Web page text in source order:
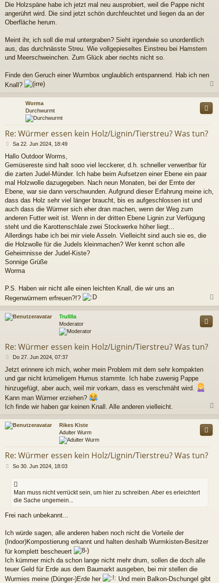
Die Holzspäne habe ich jetzt mal neu ausprobiert, weil die Pappe nicht
angerührt wird. Die sind jetzt schön durchfeuchtet und liegen da an der
Oberfläche herum.
Meint ihr, ich soll die mal untergraben? Sieht irgendwie so unordentlich
aus, das durchnässte Streu. Wie vollgepieseltes Einstreu bei Hamstern
und Meerschweinchen. Zum Glück aber riechts nicht so.
Finde den Geruch einer Wurmbox unglaublich entspannend. Hab ich nen
Knall?
c
Worma
Durchwurmt
Re: Würmer essen kein Holz/Lignin/Tierstreu? Was tun?
B
i
t
r
Sa 22. Jun 2024, 18:49
Hallo Outdoor Worms,
Gemüsereste sind halt sooo viel lecckerer, d.h. schneller verwertbar für
die zarten Judel-Münder. Ich habe beim Aufsetzen einer Ebene ein paar
mal Holzwolle dazugegeben. Nach neun Monaten, bei der Ernte der
Ebene, war sie dann verschwunden. Aufgrund dieser Erfahrung meine ich,
dass das Holz sehr viel länger braucht, bis es aufgeschlossen ist und
auch dass die Würmer sich eher dran machen, wenn der Weg zum
anderen Futter weit ist. Wenn in der dritten Ebene Lignin zur Verfügung
steht und die Karottenschlale zwei Stockwerke höher liegt...
Allerdings habe ich bei mir viele Asseln. Vielleicht sind auch sie es, die
die Holzwolle für die Judels kleinmachen? Wer kennt schon alle
Geheimnisse der Judel-Kiste?
Sonnige Grüße
Worma
P.S. Haben wir nicht alle einen leichten Knall, die wir uns an
Regenwürmern erfreuen?!?
a
Trulllla
Moderator
Re: Würmer essen kein Holz/Lignin/Tierstreu? Was tun?
B
i
t
r
g
Do 27. Jun 2024, 07:37
Jetzt erinnere ich mich, woher mein Problem mit dem sehr kompakten
und gar nicht krümeligem Humus stammte. Ich habe zuwenig Pappe
hinzugefügt, aber auch, weil mir vorkam, dass es verschmäht wird.
Kann man Würmer erziehen?
Ich finde wir haben gar keinen Knall. Alle anderen vielleicht.
c
Rikes Kiste
Adulter Wurm
Re: Würmer essen kein Holz/Lignin/Tierstreu? Was tun?
BSo 30. Jun 2024, 18:03
Man muss nicht verrückt sein, um hier zu schreiben. Aber es erleichtert
die Sache ungemein...
Frei nach unbekannt...
Ich würde sagen, alle anderen haben noch nicht die Vorteile der
(Indoor)Kompostierung erkannt und halten deshalb Wurmkisten-Besitzer
für komplett bescheuert
Ich kümmer mich da schon lange nicht mehr drum, sollen die doch alle
teuer Geld für Erde aus dem Baumarkt ausgeben, bei mir stellen die
Wurmies meine (Dünger-)Erde her
Und mein Balkon-Dschungel gibt